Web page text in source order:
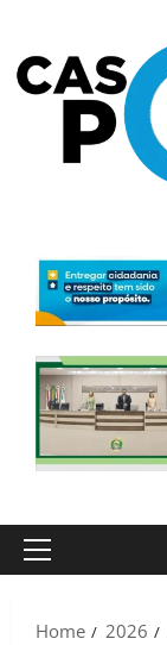
content
Primary
Home
2026